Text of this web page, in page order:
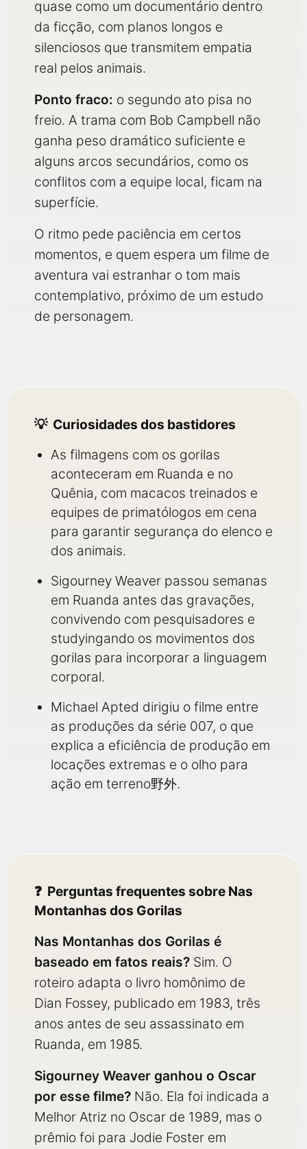
quase como um documentário dentro
da ficção, com planos longos e
silenciosos que transmitem empatia
real pelos animais.
Ponto fraco: o segundo ato pisa no
freio. A trama com Bob Campbell não
ganha peso dramático suficiente e
alguns arcos secundários, como os
conflitos com a equipe local, ficam na
superfície.
O ritmo pede paciência em certos
momentos, e quem espera um filme de
aventura vai estranhar o tom mais
contemplativo, próximo de um estudo
de personagem.
Curiosidades dos bastidores
As filmagens com os gorilas
aconteceram em Ruanda e no
Quênia, com macacos treinados e
equipes de primatólogos em cena
para garantir segurança do elenco e
dos animais.
Sigourney Weaver passou semanas
em Ruanda antes das gravações,
convivendo com pesquisadores e
studyingando os movimentos dos
gorilas para incorporar a linguagem
corporal.
Michael Apted dirigiu o filme entre
as produções da série 007, o que
explica a eficiência de produção em
locações extremas e o olho para
ação em terreno野外.
Perguntas frequentes sobre Nas
Montanhas dos Gorilas
Nas Montanhas dos Gorilas é
baseado em fatos reais? Sim. O
roteiro adapta o livro homônimo de
Dian Fossey, publicado em 1983, três
anos antes de seu assassinato em
Ruanda, em 1985.
Sigourney Weaver ganhou o Oscar
por esse filme? Não. Ela foi indicada a
Melhor Atriz no Oscar de 1989, mas o
prêmio foi para Jodie Foster em